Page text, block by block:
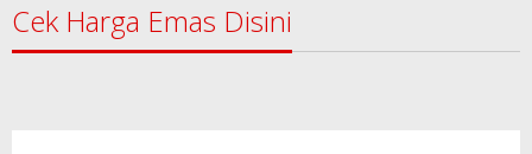
Cek Harga Emas Disini